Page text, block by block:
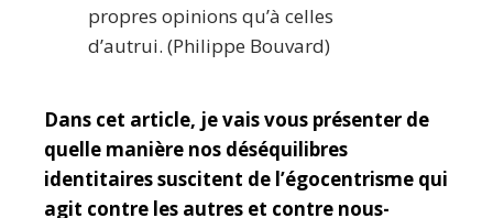
propres opinions qu’à celles
d’autrui. (Philippe Bouvard)
Dans cet article, je vais vous présenter de
quelle manière nos déséquilibres
identitaires suscitent de l’égocentrisme qui
agit contre les autres et contre nous-